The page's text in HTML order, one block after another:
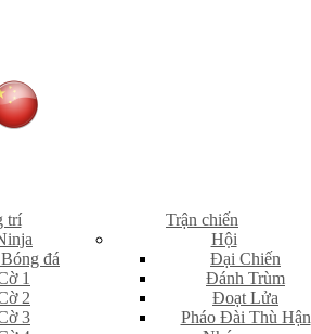
trí
đá
1
2
3
Trận chiến
Hội
Đại Chiến
Đánh Trùm
Đoạt Lửa
Pháo Đài Thù Hận